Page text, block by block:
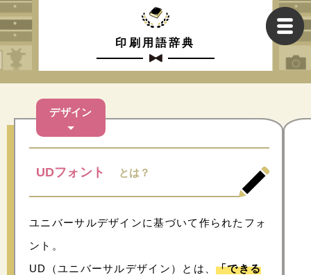
印刷用語辞典
デザイン
UDフォント とは？
ユニバーサルデザインに基づいて作られたフォ
ント。
UD（ユニバーサルデザイン）とは、「できる